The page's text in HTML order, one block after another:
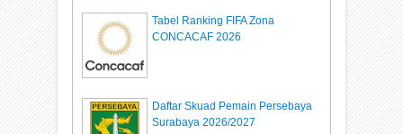
Tabel Ranking FIFA Zona
CONCACAF 2026
Daftar Skuad Pemain Persebaya
Surabaya 2026/2027